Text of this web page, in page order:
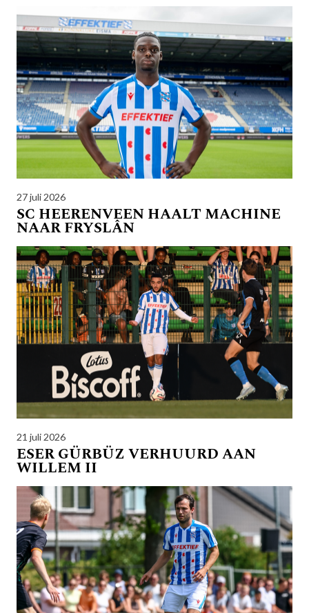
27 juli 2026
SC HEERENVEEN HAALT MACHINE
NAAR FRYSLÂN
21 juli 2026
ESER GÜRBÜZ VERHUURD AAN
WILLEM II